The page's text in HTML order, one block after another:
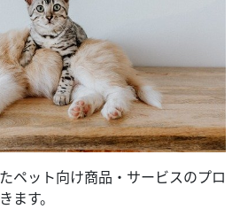
ペット向け商品・サービスのプロ
ます。